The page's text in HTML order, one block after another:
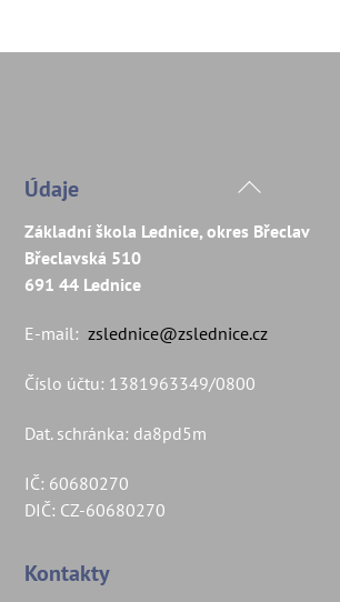
Back
Top
Údaje
Základní škola Lednice, okres Břeclav
Břeclavská 510
691 44 Lednice
E-mail:zslednice@zslednice.cz
Číslo účtu: 1381963349/0800
Dat. schránka: da8pd5m
IČ: 60680270
DIČ: CZ-60680270
Kontakty